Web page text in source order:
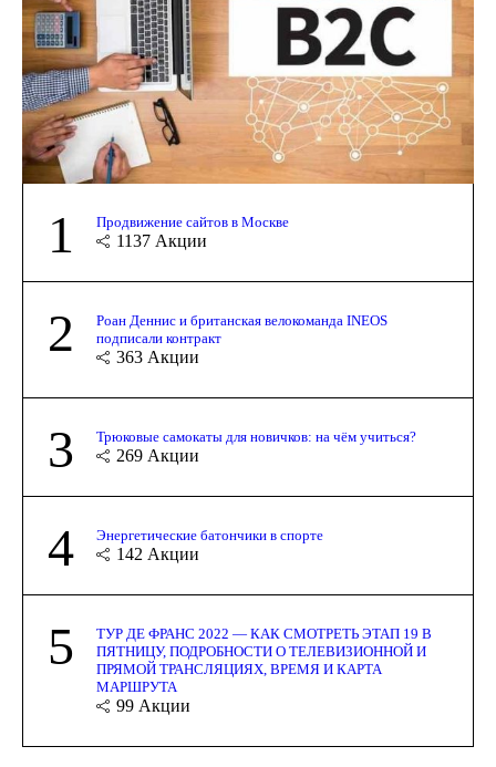
1 Продвижение сайтов в Москве
1137 Акции
2
Роан Деннис и британская велокоманда INEOS
подписали контракт
363 Акции
3 Трюковые самокаты для новичков: на чём учиться?
269 Акции
4 Энергетические батончики в спорте
142 Акции
5
ТУР ДЕ ФРАНС 2022 — КАК СМОТРЕТЬ ЭТАП 19 В
ПЯТНИЦУ, ПОДРОБНОСТИ О ТЕЛЕВИЗИОННОЙ И
ПРЯМОЙ ТРАНСЛЯЦИЯХ, ВРЕМЯ И КАРТА
МАРШРУТА
99 Акции